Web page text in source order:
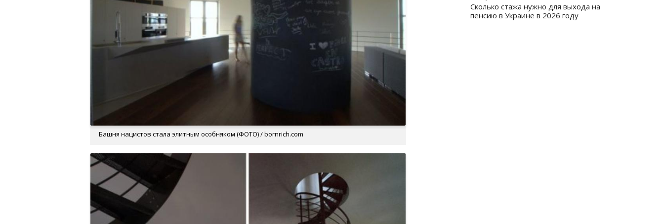
Башня нацистов стала элитным особняком (ФОТО) / bornrich.com
Сколько стажа нужно для выхода на
пенсию в Украине в 2026 году